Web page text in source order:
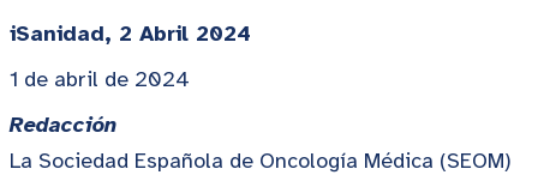
iSanidad, 2 Abril 2024
1 de abril de 2024
Redacción
La Sociedad Española de Oncología Médica (SEOM)